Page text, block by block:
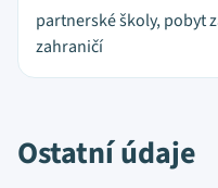
partnerské školy, pobyt
zahraničí
Ostatní údaje